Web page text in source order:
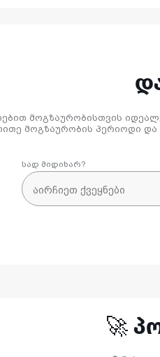
მოგზაურობისთვის
მოგზაურობის პერიოდი
სად მიდიხარ?
აირჩიეთ ქვეყნები
🚀